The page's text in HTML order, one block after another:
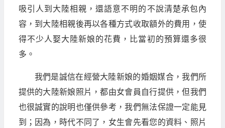
吸引人到大陸相親，還語意不明的不說清楚承包內
容，到大陸相親後再以各種方式收取額外的費用，使
得不少人娶大陸新娘的花費，比當初的預算還多很
多。
我們是誠信在經營大陸新娘的婚姻媒合，我們所
提供的大陸新娘照片，都由女會員自行提供，但我們
也很誠實的說明也僅供參考，我們無法保證一定能見
到；因為，時代不同了，女生會先看您的資料、照片